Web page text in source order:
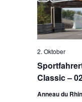
Classic –
2. Oktober
Anneau du Rhin